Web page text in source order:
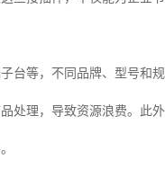
台等，不同品牌、型号和
理，导致资源浪费。此